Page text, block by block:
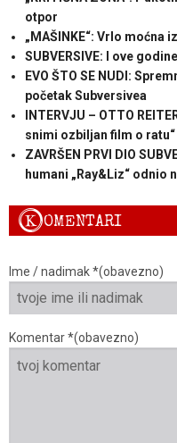
otpor
„MAŠINKE“: Vrlo moćna
SUBVERSIVE: I ove
EVO ŠTO SE NUDI:
početak Subversivea
INTERVJU – OTTO
snimi ozbiljan film o ratu“
ZAVRŠEN PRVI DIO
humani „Ray&Liz“ odnio
KOMENTARI
Ime / nadimak *(obavezno)
Komentar *(obavezno)